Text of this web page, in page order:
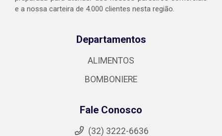
e a nossa carteira de 4.000 clientes nesta região.
Departamentos
ALIMENTOS
BOMBONIERE
Fale Conosco
(32) 3222-6636